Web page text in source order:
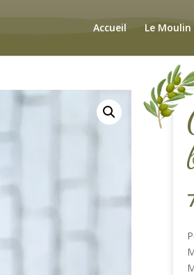
Accueil Le Moulin